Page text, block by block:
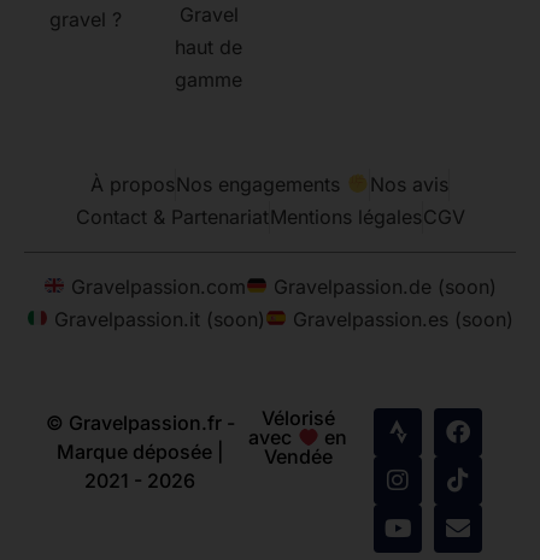
gravel ?
Gravel
haut de
gamme
À propos Nos engagements
Nos avis
Contact & Partenariat Mentions légalesCGV
Gravelpassion.com
Gravelpassion.de (soon)
Gravelpassion.it (soon)
Gravelpassion.es (soon)
© Gravelpassion.fr -
Marque déposée |
2021 - 2026
Vélorisé
avec
en
Vendée